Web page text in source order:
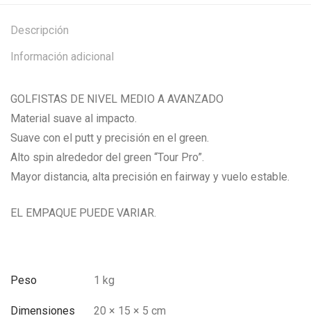
Descripción
Información adicional
GOLFISTAS DE NIVEL MEDIO A AVANZADO
Material suave al impacto.
Suave con el putt y precisión en el green.
Alto spin alrededor del green “Tour Pro”.
Mayor distancia, alta precisión en fairway y vuelo estable.
EL EMPAQUE PUEDE VARIAR.
Peso 1 kg
Dimensiones 20 × 15 × 5 cm